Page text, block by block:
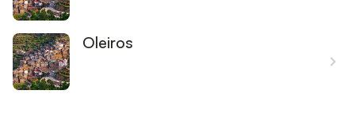
Oleiros